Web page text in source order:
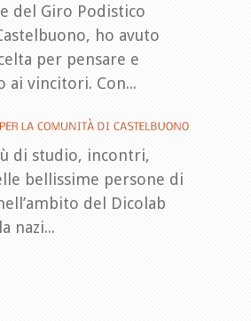
del Giro Podistico
ho avuto
per pensare e
ai vincitori. Con...
di studio, incontri,
bellissime persone di
del Dicolab
nazi...